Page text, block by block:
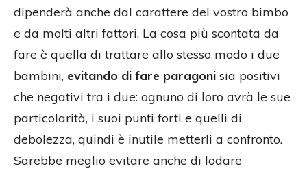
dipenderà anche dal carattere del vostro bimbo
e da molti altri fattori. La cosa più scontata da
fare è quella di trattare allo stesso modo i due
bambini, evitando di fare paragoni sia positivi
che negativi tra i due: ognuno di loro avrà le sue
particolarità, i suoi punti forti e quelli di
debolezza, quindi è inutile metterli a confronto.
Sarebbe meglio evitare anche di lodare